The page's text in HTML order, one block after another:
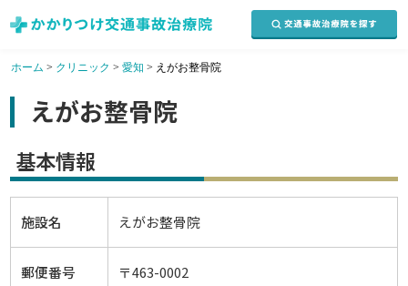
ホーム > クリニック > 愛知 > えがお整骨院
えがお整骨院
基本情報
施設名 えがお整骨院
郵便番号 〒463-0002